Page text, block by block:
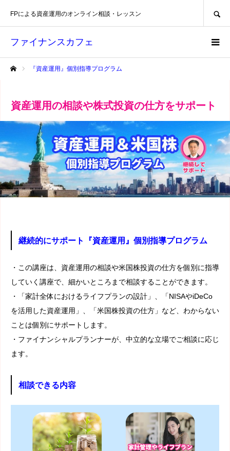
ファイナンスカフェ
FPによる資産運用のオンライン相談・レッスン
『資産運用』個別指導プログラム
資産運用の相談や株式投資の仕方をサポート
継続的にサポート『資産運用』個別指導プログラム
・この講座は、資産運用の相談や米国株投資の仕方を個別に指導
していく講座で、細かいところまで相談することができます。
・「家計全体におけるライフプランの設計」、「NISAやiDeCo
を活用した資産運用」、「米国株投資の仕方」など、わからない
ことは個別にサポートします。
・ファイナンシャルプランナーが、中立的な立場でご相談に応じ
ます。
相談できる内容